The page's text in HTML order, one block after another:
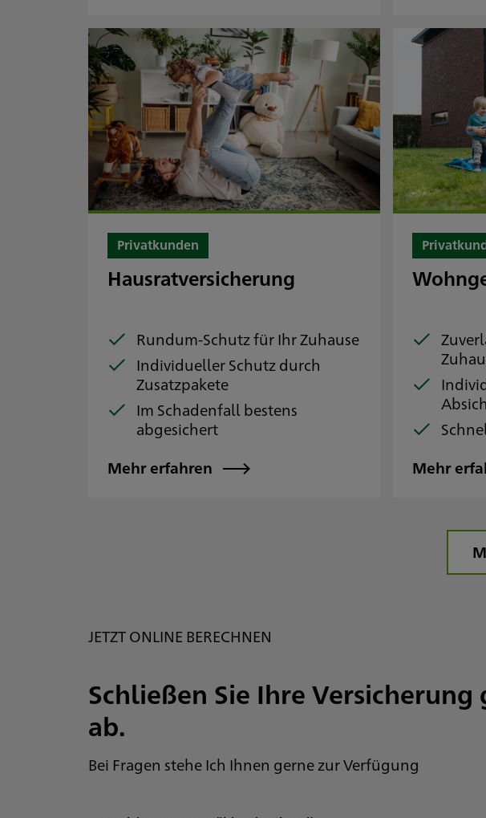
Privatkunden
Hausratversicherung
Rundum-Schutz für Ihr Zuhause
Individueller Schutz durch
Zusatzpakete
Im Schadenfall bestens
abgesichert
Mehr erfahren
Mehr
Privatkunden
Autoversicherung
JETZT ONLINE BERECHNEN
Schließen Sie Ihre
ab.
Bei Fragen stehe Ich Ihnen gerne zur Verfügung